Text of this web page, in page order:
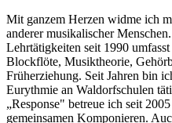
Mit ganzem Herzen widme ich
anderer musikalischer
Lehrtätigkeiten seit 1990
Blockflöte, Musiktheorie,
Früherziehung. Seit Jahren bin
Eurythmie an Waldorfschulen
„Response" betreue ich seit
gemeinsamen Komponieren.